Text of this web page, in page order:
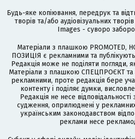
Будь-яке копіювання, передрук та
творів та/або аудіовізуальних
Images - суворо
Матеріали з плашкою
ПОЗИЦІЯ є рекламними та
Редакція може не поділяти погляди,
Матеріали з плашкою СПЕЦПРОЄКТ
рекламними, проте редакція бере
контенту і поділяє думки,
Редакція не несе відповідальності
судження, оприлюднені у рекламних
українським законодавством
реклами несе